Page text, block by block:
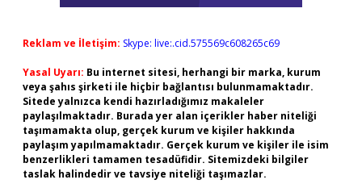
Reklam ve İletişim: Skype: live:.cid.575569c608265c69
Yasal Uyarı: Bu internet sitesi, herhangi bir marka, kurum
veya şahıs şirketi ile hiçbir bağlantısı bulunmamaktadır.
Sitede yalnızca kendi hazırladığımız makaleler
paylaşılmaktadır. Burada yer alan içerikler haber niteliği
taşımamakta olup, gerçek kurum ve kişiler hakkında
paylaşım yapılmamaktadır. Gerçek kurum ve kişiler ile isim
benzerlikleri tamamen tesadüfidir. Sitemizdeki bilgiler
taslak halindedir ve tavsiye niteliği taşımazlar.